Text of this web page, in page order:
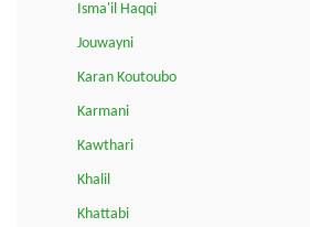
Isma'il Haqqi
Jouwayni
Karan Koutoubo
Karmani
Kawthari
Khalil
Khattabi